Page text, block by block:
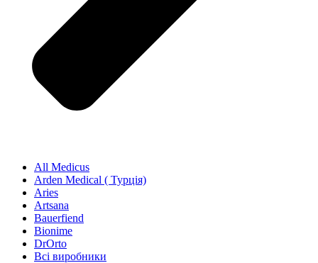
All Medicus
Arden Medical ( Турція)
Aries
Artsana
Bauerfiend
Bionime
DrOrto
Всі виробники